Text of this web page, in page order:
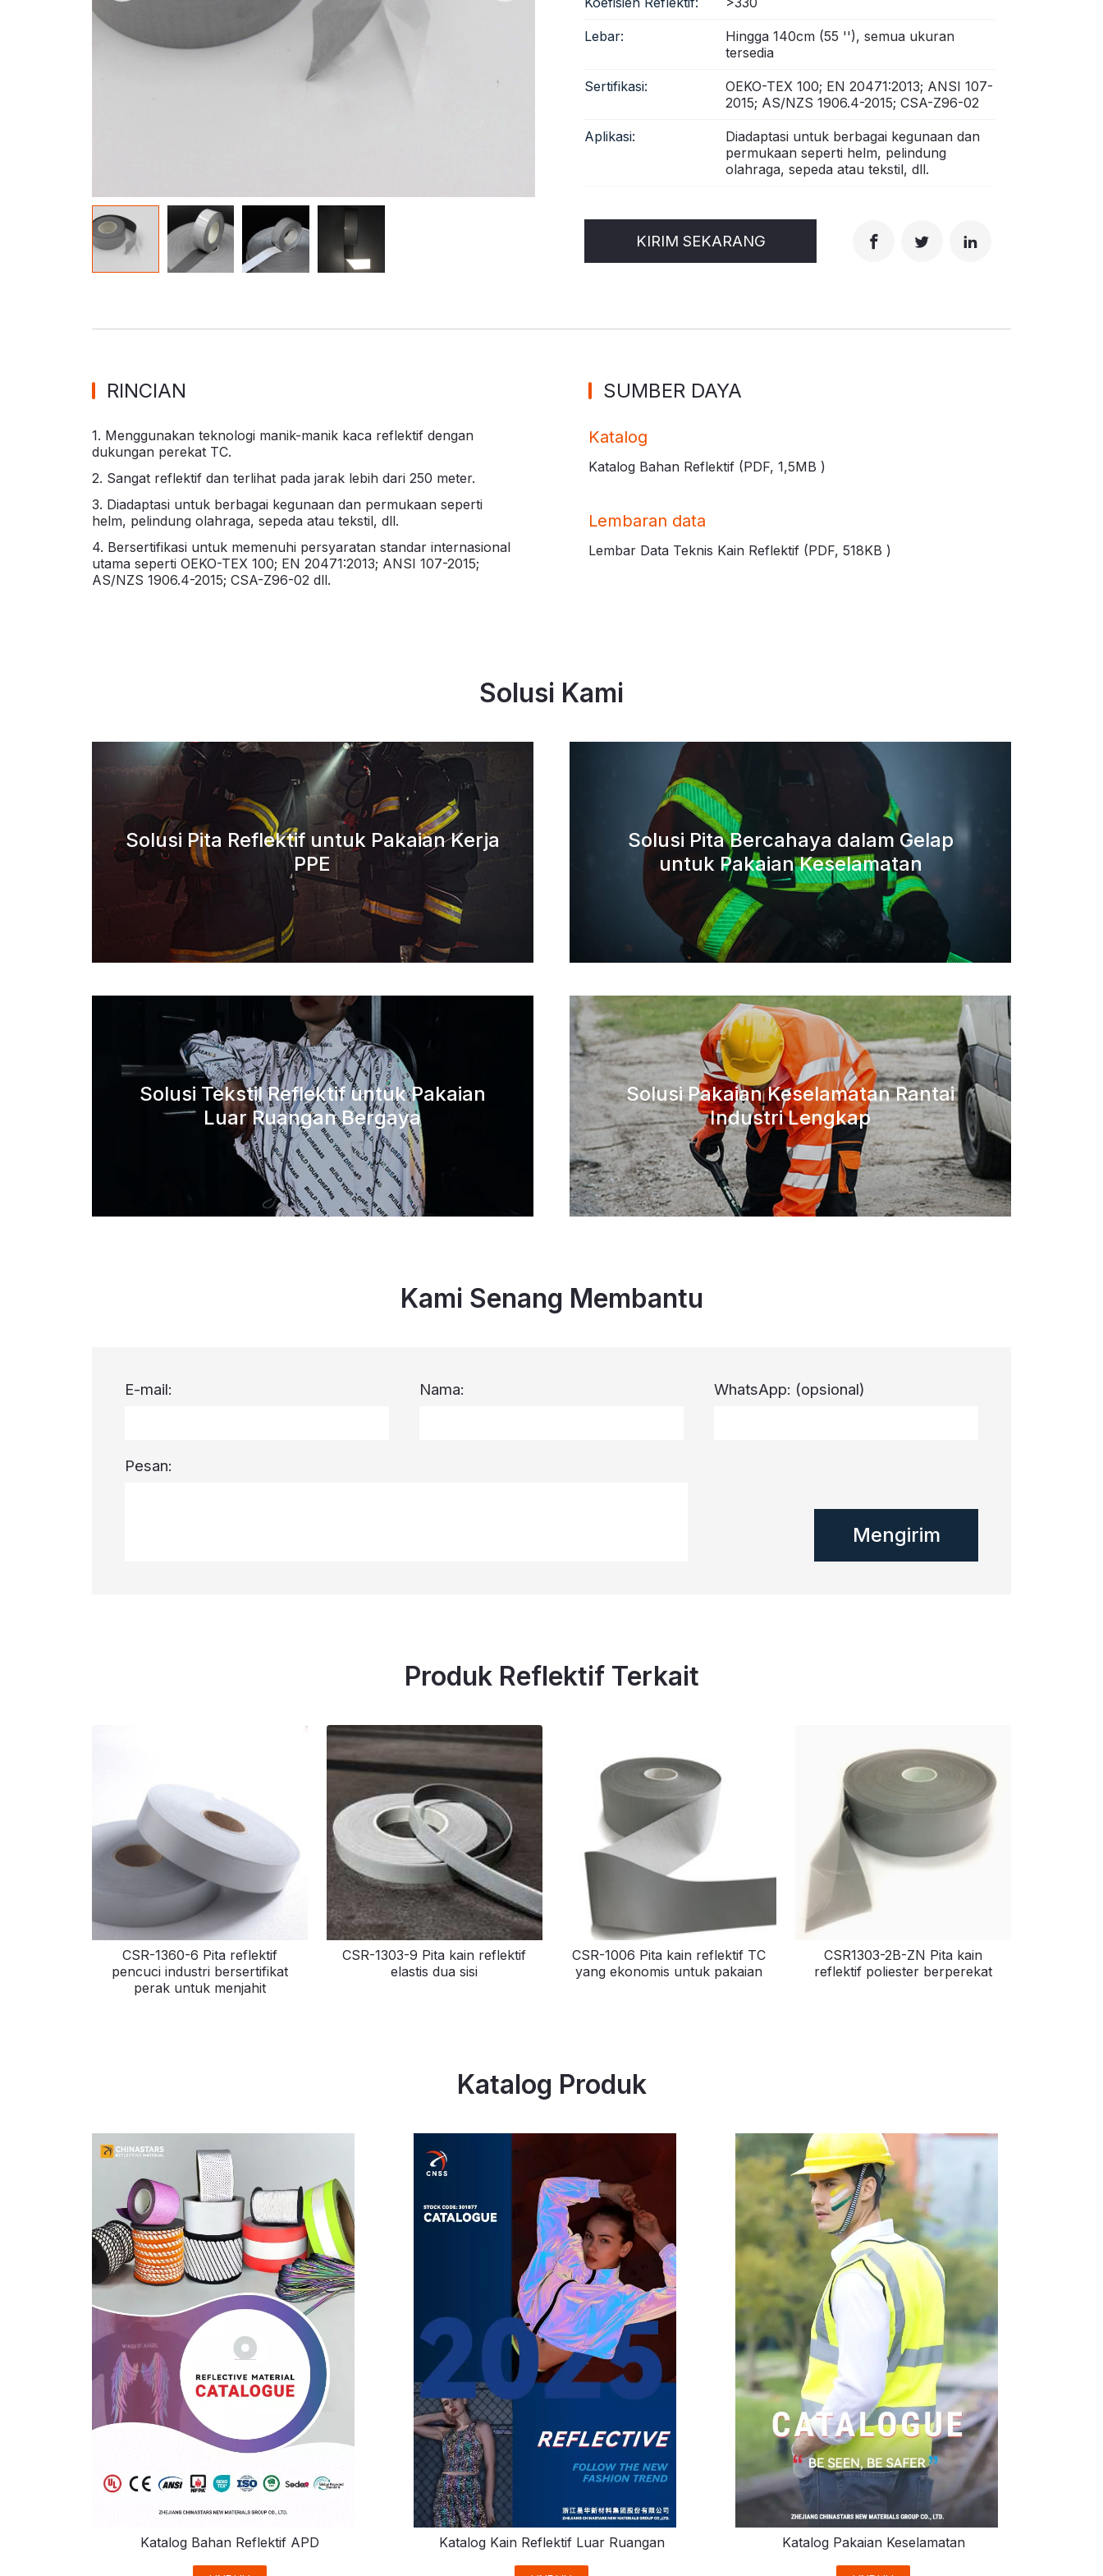
Lebar:
Hingga 140cm (55 ''), semua ukuran
tersedia
Sertifikasi:
OEKO-TEX 100; EN 20471:2013; ANSI 107-
2015; AS/NZS 1906.4-2015; CSA-Z96-02
Aplikasi:
Diadaptasi untuk berbagai kegunaan dan
permukaan seperti helm, pelindung
olahraga, sepeda atau tekstil, dll.
KIRIM SEKARANG
RINCIAN
1. Menggunakan teknologi manik-manik kaca reflektif dengan
dukungan perekat TC.
2. Sangat reflektif dan terlihat pada jarak lebih dari 250 meter.
3. Diadaptasi untuk berbagai kegunaan dan permukaan seperti
helm, pelindung olahraga, sepeda atau tekstil, dll.
4. Bersertifikasi untuk memenuhi persyaratan standar internasional
utama seperti OEKO-TEX 100; EN 20471:2013; ANSI 107-2015;
AS/NZS 1906.4-2015; CSA-Z96-02 dll.
SUMBER DAYA
Katalog
Katalog Bahan Reflektif (PDF, 1,5MB )
Lembaran data
Lembar Data Teknis Kain Reflektif (PDF, 518KB )
Solusi Kami
Solusi Pita Reflektif untuk Pakaian Kerja
PPE
Solusi Pita Bercahaya dalam Gelap
untuk Pakaian Keselamatan
Solusi Tekstil Reflektif untuk Pakaian
Luar Ruangan Bergaya
Solusi Pakaian Keselamatan Rantai
Industri Lengkap
Kami Senang Membantu
E-mail: Nama: WhatsApp: (opsional)
Pesan:
Produk Reflektif Terkait
CSR-1360-6 Pita reflektif
pencuci industri bersertifikat
perak untuk menjahit
CSR-1303-9 Pita kain reflektif
elastis dua sisi
CSR-1006 Pita kain reflektif TC
yang ekonomis untuk pakaian
CSR1303-2B-ZN Pita kain
reflektif poliester berperekat
Katalog Produk
Katalog Bahan Reflektif APD Katalog Kain Reflektif Luar Ruangan Katalog Pakaian Keselamatan